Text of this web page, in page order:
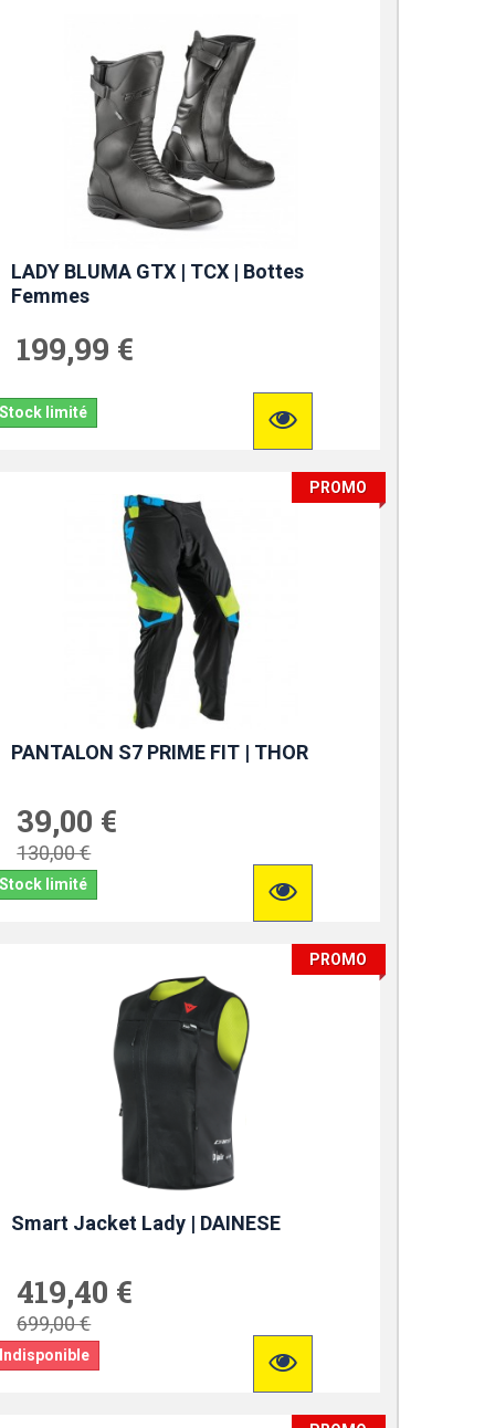
LADY BLUMA GTX | TCX | Bottes
Femmes
199,99 €
Stock limité
PROMO
PANTALON S7 PRIME FIT | THOR
39,00 €
130,00 €
Stock limité
PROMO
Smart Jacket Lady | DAINESE
419,40 €
699,00 €
Indisponible